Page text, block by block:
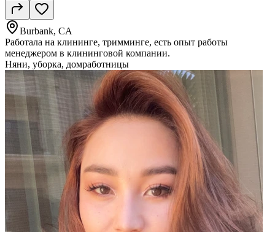
Burbank, CA
Работала на клининге, тримминге, есть опыт работы
менеджером в клининговой компании.
Няни, уборка, домработницы